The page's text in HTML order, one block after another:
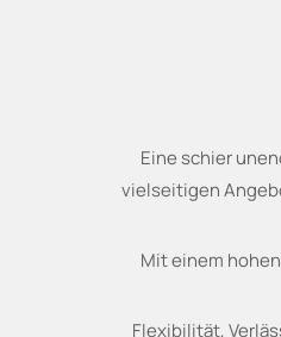
Eine schier
vielseitigen
Mit einem
Flexibilität,